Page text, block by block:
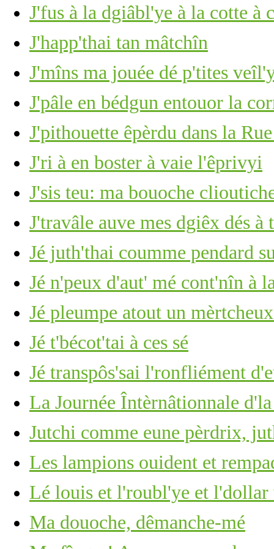
J'fus à la dgiâbl'ye à la cotte à
J'happ'thai tan mâtchîn
J'mîns ma jouée dé p'tites
J'pâle en bédgun entouor la
J'pithouette êpèrdu dans la
J'ri à en boster à vaie l'êprivyi
J'sis teu: ma bouoche
J'travâle auve mes dgiêx dés à
Jé juth'thai coumme pendard
Jé n'peux d'aut' mé cont'nîn à
Jé pleumpe atout un
Jé t'bécot'tai à ces sé
Jé transpôs'sai l'ronfliément
La Journée Întèrnâtionnale
Jutchi comme eune pèrdrix,
Les lampions ouident et
Lé louis et l'roubl'ye et l'dollar
Ma douoche, dêmanche-mé